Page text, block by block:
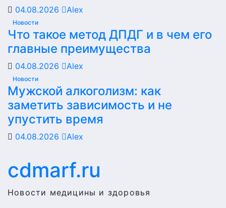
04.08.2026 Alex
Новости
Что такое метод ДПДГ и в чем его
главные преимущества
04.08.2026 Alex
Новости
Мужской алкоголизм: как
заметить зависимость и не
упустить время
04.08.2026 Alex
cdmarf.ru
Новости медицины и здоровья